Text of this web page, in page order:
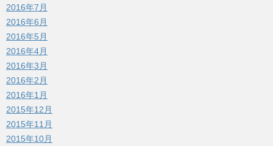
2016年7月
2016年6月
2016年5月
2016年4月
2016年3月
2016年2月
2016年1月
2015年12月
2015年11月
2015年10月